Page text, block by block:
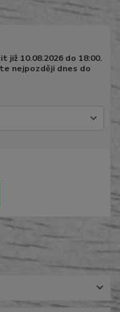
již 10.08.2026 do 18:00.
nejpozději dnes do